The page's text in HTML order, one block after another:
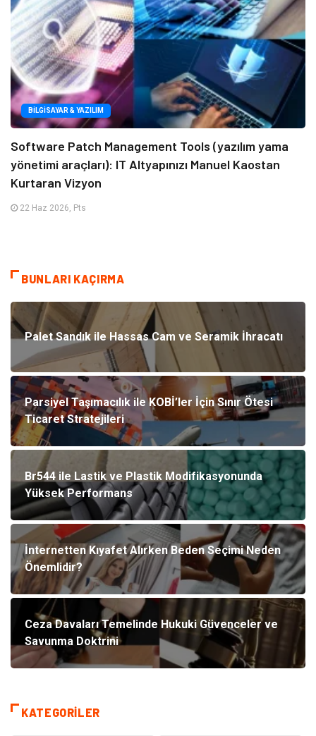
BILGISAYAR & YAZILIM
Software Patch Management Tools (yazılım yama
yönetimi araçları): IT Altyapınızı Manuel Kaostan
Kurtaran Vizyon
22 Haz 2026, Pts
BUNLARI KAÇIRMA
Palet Sandık ile Hassas Cam ve Seramik İhracatı
Parsiyel Taşımacılık ile KOBİ’ler İçin Sınır Ötesi
Ticaret Stratejileri
Br544 ile Lastik ve Plastik Modifikasyonunda
Yüksek Performans
İnternetten Kıyafet Alırken Beden Seçimi Neden
Önemlidir?
Ceza Davaları Temelinde Hukuki Güvenceler ve
Savunma Doktrini
KATEGORILER